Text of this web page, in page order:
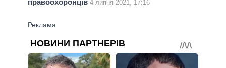
правоохоронців 4 липня 2021, 17:16